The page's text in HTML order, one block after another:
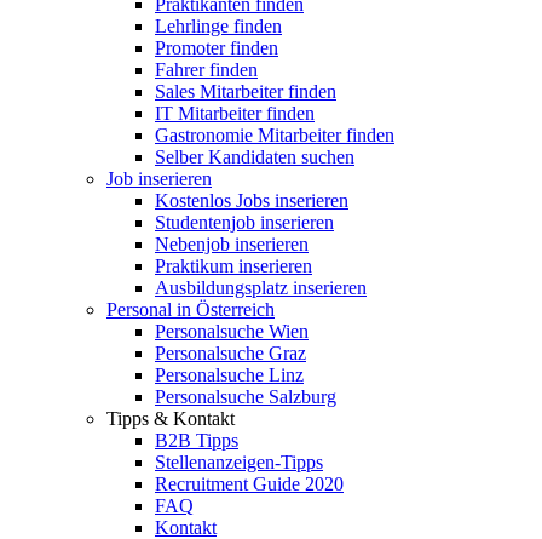
Praktikanten finden
Lehrlinge finden
Promoter finden
Fahrer finden
Sales Mitarbeiter finden
IT Mitarbeiter finden
Gastronomie Mitarbeiter finden
Selber Kandidaten suchen
Job inserieren
Kostenlos Jobs inserieren
Studentenjob inserieren
Nebenjob inserieren
Praktikum inserieren
Ausbildungsplatz inserieren
Personal in Österreich
Personalsuche Wien
Personalsuche Graz
Personalsuche Linz
Personalsuche Salzburg
Tipps & Kontakt
B2B Tipps
Stellenanzeigen-Tipps
Recruitment Guide 2020
FAQ
Kontakt